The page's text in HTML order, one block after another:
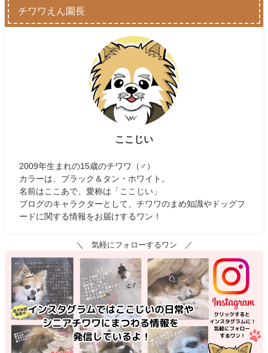
チワワえん園長
ここじい
2009年生まれの15歳のチワワ（♂）
カラーは、ブラック＆タン・ホワイト。
名前はここあで、愛称は「ここじい」
ブログのキャラクターとして、チワワのまめ知識やドッグフ
ードに関する情報をお届けするワン！
＼ 気軽にフォローするワン ／